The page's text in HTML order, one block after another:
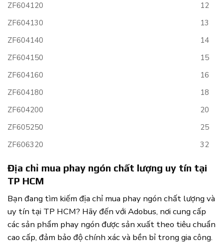
ZF604120
12
ZF604130
13
ZF604140
14
ZF604150
15
ZF604160
16
ZF604180
18
ZF604200
20
ZF605250
25
ZF606320
32
Địa chỉ mua phay ngón chất lượng uy tín tại
TP HCM
Bạn đang tìm kiếm địa chỉ mua phay ngón chất lượng và
uy tín tại TP HCM? Hãy đến với Adobus, nơi cung cấp
các sản phẩm phay ngón được sản xuất theo tiêu chuẩn
cao cấp, đảm bảo độ chính xác và bền bỉ trong gia công.